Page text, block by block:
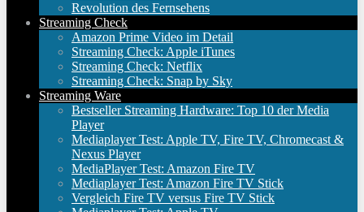
Revolution des Fernsehens
Streaming Check
Amazon Prime Video im Detail
Streaming Check: Apple iTunes
Streaming Check: Netflix
Streaming Check: Snap by Sky
Streaming Ware
Bestseller Streaming Hardware: Top 10 der Media
Player
Mediaplayer Test: Apple TV, Fire TV, Chromecast &
Nexus Player
MediaPlayer Test: Amazon Fire TV
Mediaplayer Test: Amazon Fire TV Stick
Vergleich Fire TV versus Fire TV Stick